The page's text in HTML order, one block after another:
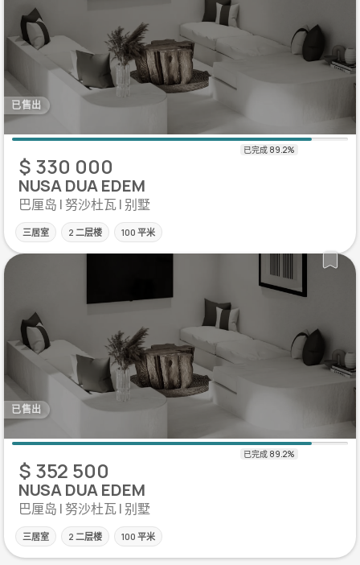
已售出
$ 330 000
NUSA DUA EDEM
巴厘岛 | 努沙杜瓦 | 别墅
三居室 2 二层楼 100 平米
已售出
$ 352 500
NUSA DUA EDEM
巴厘岛 | 努沙杜瓦 | 别墅
三居室 2 二层楼 100 平米